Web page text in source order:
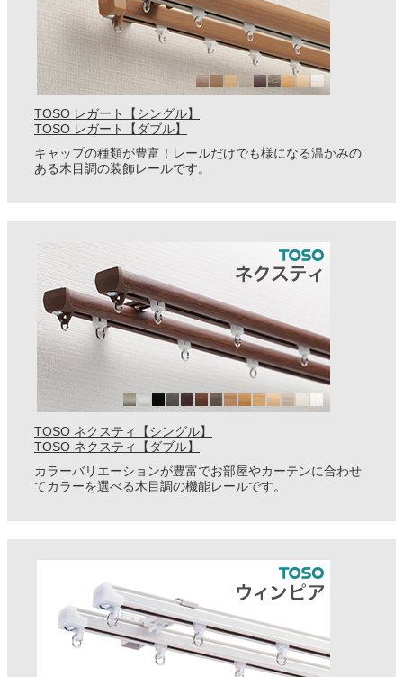
TOSO レガート【シングル】
TOSO レガート【ダブル】
キャップの種類が豊富！レールだけでも様になる温かみの
ある木目調の装飾レールです。
TOSO ネクスティ【シングル】
TOSO ネクスティ【ダブル】
カラーバリエーションが豊富でお部屋やカーテンに合わせ
てカラーを選べる木目調の機能レールです。